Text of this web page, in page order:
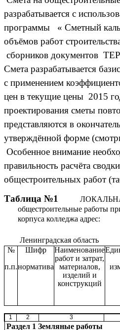
разрабатывается с
программы « Сметный
объёмов работ
сборников документов
Смета разрабатывается
с применением
цен в текущие цены 2015
проектирования сметы
представляются в
утверждённой форме
Особенное внимание
правильность расчёта
общестроительных работ
Таблица №1
общестроительные работы
корпуса колледжа адрес:
Ленинградская область
№
Шифр
Наименование
работ и затрат,
п.п.норматива
материалов,
изделий и
конструкций
1 2 3
Раздел 1 Земляные работы